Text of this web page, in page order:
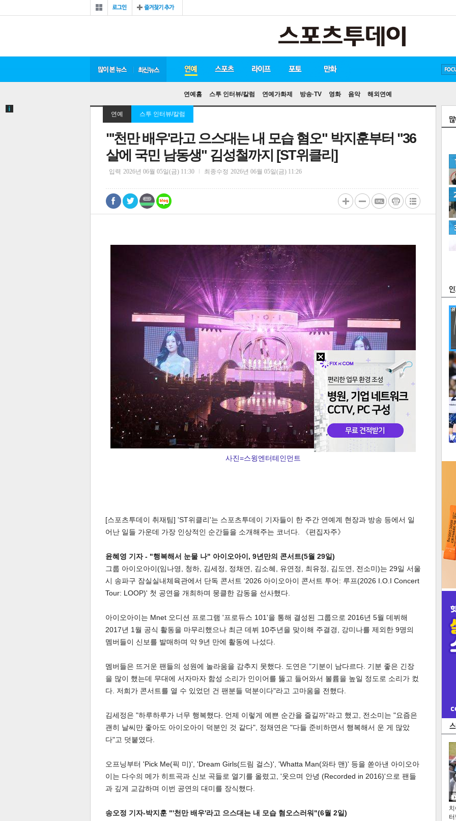
인
최신 뉴스 연예
연예홈 스투 인터뷰/칼럼 연예가화제 방송·TV 영화 음악 해외연예
스포츠 라이프 포토
만화
연예 스투 인터뷰/칼럼
"'천만 배우'라고 으스대는 내 모습 혐오" 박지훈부터 "36
살에 국민 남동생" 김성철까지 [ST위클리]
입력 2026년 06월 05일(금) 11:30 최종수정 2026년 06월 05일(금) 11:26
페이 트위 밴드 네이
댓글
0
url 복
사진=스윙엔터테인먼트
[스포츠투데이 취재팀] 'ST위클리'는 스포츠투데이 기자들이 한 주간 연예계 현장과 방송 등에서 일
어난 일들 가운데 가장 인상적인 순간들을 소개해주는 코너다. 《편집자주》
윤혜영 기자 - "행복해서 눈물 나" 아이오아이, 9년만의 콘서트(5월 29일)
그룹 아이오아이(임나영, 청하, 김세정, 정채연, 김소혜, 유연정, 최유정, 김도연, 전소미)는 29일 서울
시 송파구 잠실실내체육관에서 단독 콘서트 '2026 아이오아이 콘서트 투어: 루프(2026 I.O.I Concert
Tour: LOOP)' 첫 공연을 개최하며 뭉클한 감동을 선사했다.
아이오아이는 Mnet 오디션 프로그램 '프로듀스 101'을 통해 결성된 그룹으로 2016년 5월 데뷔해
2017년 1월 공식 활동을 마무리했으나 최근 데뷔 10주년을 맞이해 주결경, 강미나를 제외한 9명의
멤버들이 신보를 발매하며 약 9년 만에 활동에 나섰다.
멤버들은 뜨거운 팬들의 성원에 놀라움을 감추지 못했다. 도연은 "기분이 남다르다. 기분 좋은 긴장
을 많이 했는데 무대에 서자마자 함성 소리가 인이어를 뚫고 들어와서 볼륨을 높일 정도로 소리가 컸
다. 저희가 콘서트를 열 수 있었던 건 팬분들 덕분이다"라고 고마움을 전했다.
김세정은 "하루하루가 너무 행복했다. 언제 이렇게 예쁜 순간을 즐길까"라고 했고, 전소미는 "요즘은
괜히 날씨만 좋아도 아이오아이 덕분인 것 같다", 정채연은 "다들 준비하면서 행복해서 운 게 많았
다"고 덧붙였다.
오프닝부터 'Pick Me(픽 미)', 'Dream Girls(드림 걸스)', 'Whatta Man(와타 맨)' 등을 쏟아낸 아이오아
이는 다수의 메가 히트곡과 신보 곡들로 열기를 올렸고, '웃으며 안녕 (Recorded in 2016)'으로 팬들
과 깊게 교감하며 이번 공연의 대미를 장식했다.
송오정 기자-박지훈 "'천만 배우'라고 으스대는 내 모습 혐오스러워"(6월 2일)
연예
2